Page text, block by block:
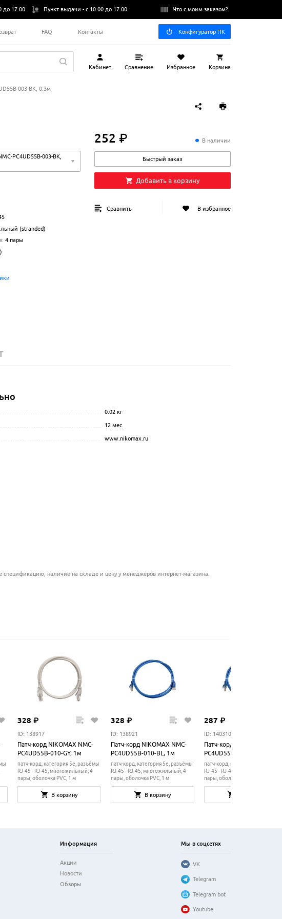
до 17:00 Пункт выдачи -с 10:00 до 17:00 Что с моим заказом?
FAQ Контакты Конфигуратор ПК
Кабинет Сравнение Избранное Корзина
003-BK, 0.3м
PC4UD55B-003-BK,
(stranded)
: 4 пары
252 ₽252 ₽ В наличии
Быстрый заказ
Добавить в корзину
Сравнить В избранное
0.02 кг
12 мес.
www.nikomax.ru
наличие на складе и цену у менеджеров интернет-магазина.
328 ₽
ID: 138917
Патч-корд NIKOMAX NMC-
PC4UD55B-010-GY, 1м
патч-корд, категория 5e, разъёмы
RJ-45 - RJ-45, многожильный, 4
пары, оболочка PVC, 1 м
В корзину
328 ₽
ID: 138921
Патч-корд NIKOMAX NMC-
PC4UD55B-010-BL, 1м
патч-корд, категория 5e, разъёмы
RJ-45 - RJ-45, многожильный, 4
пары, оболочка PVC, 1 м
В корзину
287 ₽
ID: 140310
Патч-корд NIKOMAX NMC-
PC4UD55B-005-BL, 0.5м
патч-корд, категория 5e,
RJ-45 - RJ-45, многожильный, 4
пары, оболочка PVC, 0.5 м
Информация
Акции
Новости
Обзоры
Мы в соцсетях
VK
Telegram
Telegram bot
Youtube